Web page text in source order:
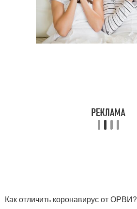
Как отличить коронавирус от ОРВИ?